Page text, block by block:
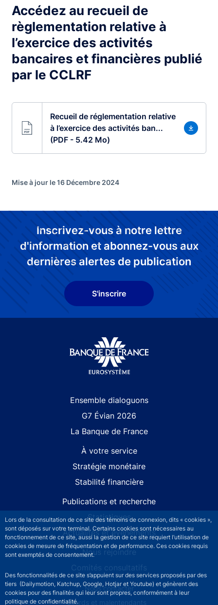
Lors de la consultation de ce site des témoins de connexion, dits « cookies »,
sont déposés sur votre terminal. Certains cookies sont nécessaires au
fonctionnement de ce site, aussi la gestion de ce site requiert l’utilisation de
cookies de mesure de fréquentation et de performance. Ces cookies requis
sont exemptés de consentement.
Des fonctionnalités de ce site s’appuient sur des services proposés par des
tiers (Dailymotion, Katchup, Google, Hotjar et Youtube) et génèrent des
cookies pour des finalités qui leur sont propres, conformément à leur
politique de confidentialité.
Accédez au recueil de
règlementation relative à
l’exercice des activités
bancaires et financières publié
par le CCLRF
Recueil de réglementation relative
à l’exercice des activités ban...
(PDF - 5.42 Mo)
Mise à jour le 16 Décembre 2024
Inscrivez-vous à notre lettre
d'information et abonnez-vous aux
dernières alertes de publication
S'inscrire
Ensemble dialoguons
G7 Évian 2026
La Banque de France
À votre service
Stratégie monétaire
Stabilité financière
Publications et recherche
Statistiques
Actualités et événements
Nous rejoindre
Comités consultatifs
Footer secondary menuNous contacter
Sourds et malentendants